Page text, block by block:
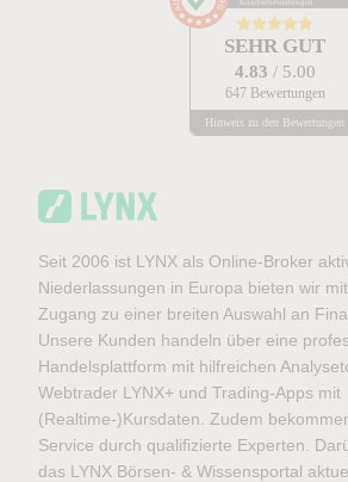
Kundenbewertungen
SEHR GUT
4.83 / 5.00
647 Bewertungen
Hinweis zu den Bewertungen
Seit 2006 ist LYNX als Online-Broker
Niederlassungen in Europa bieten wir
Zugang zu einer breiten Auswahl an
Unsere Kunden handeln über eine
Handelsplattform mit hilfreichen
Webtrader LYNX+ und Trading-Apps mit
(Realtime-)Kursdaten. Zudem
Service durch qualifizierte Experten.
das LYNX Börsen- & Wissensportal